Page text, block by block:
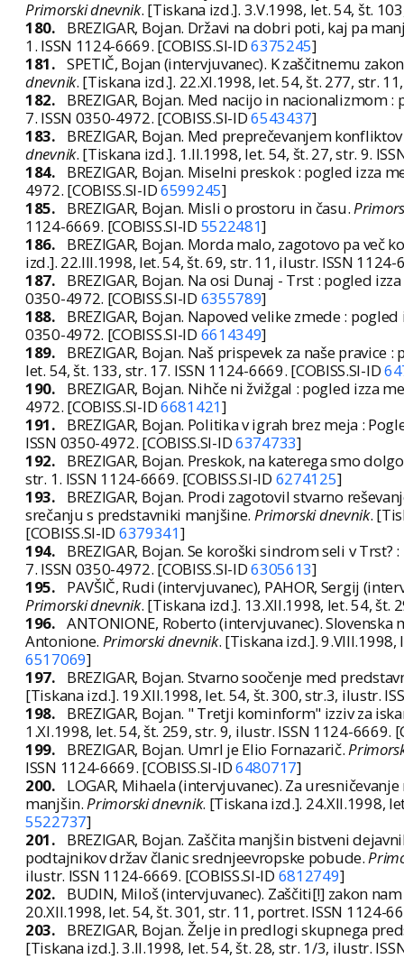
Primorski dnevnik. [Tiskana izd.]. 3.V.1998, let. 54, št.
180.
BREZIGAR, Bojan. Državi na dobri poti, kaj pa
1. ISSN 1124-6669. [COBISS.SI-ID6375245]
181. SPETIČ, Bojan (intervjuvanec). K zaščitnemu
dnevnik. [Tiskana izd.]. 22.XI.1998, let. 54, št. 277, str.
182.
BREZIGAR, Bojan. Med nacijo in nacionalizmom
7. ISSN 0350-4972. [COBISS.SI-ID6543437]
183.
BREZIGAR, Bojan. Med preprečevanjem
dnevnik. [Tiskana izd.]. 1.II.1998, let. 54, št. 27, str. 9.
184.
BREZIGAR, Bojan. Miselni preskok : pogled izza
4972. [COBISS.SI-ID6599245]
185.
BREZIGAR, Bojan. Misli o prostoru in času.
1124-6669. [COBISS.SI-ID 5522481]
186.
BREZIGAR, Bojan. Morda malo, zagotovo pa več
izd.]. 22.III.1998, let. 54, št. 69, str. 11, ilustr. ISSN 1124-
187.
BREZIGAR, Bojan. Na osi Dunaj - Trst : pogled
0350-4972. [COBISS.SI-ID 6355789]
188.
BREZIGAR, Bojan. Napoved velike zmede :
0350-4972. [COBISS.SI-ID 6614349]
189.
BREZIGAR, Bojan. Naš prispevek za naše
let. 54, št. 133, str. 17. ISSN 1124-6669. [COBISS.SI-ID
190.
BREZIGAR, Bojan. Nihče ni žvižgal : pogled izza
4972. [COBISS.SI-ID6681421]
191.
BREZIGAR, Bojan. Politika v igrah brez meja :
ISSN 0350-4972. [COBISS.SI-ID6374733]
192.
BREZIGAR, Bojan. Preskok, na katerega smo
str. 1. ISSN 1124-6669. [COBISS.SI-ID 6274125]
193.
BREZIGAR, Bojan. Prodi zagotovil stvarno
srečanju s predstavniki manjšine. Primorski dnevnik.
[COBISS.SI-ID 6379341]
194.
BREZIGAR, Bojan. Se koroški sindrom seli v Trst?
7. ISSN 0350-4972. [COBISS.SI-ID6305613]
195.
PAVŠIČ, Rudi (intervjuvanec), PAHOR, Sergij
Primorski dnevnik. [Tiskana izd.]. 13.XII.1998, let. 54, št.
196. ANTONIONE, Roberto (intervjuvanec).
Antonione. Primorski dnevnik. [Tiskana izd.]. 9.VIII.1998,
6517069]
197.
BREZIGAR, Bojan. Stvarno soočenje med
[Tiskana izd.]. 19.XII.1998, let. 54, št. 300, str.3, ilustr.
198.
BREZIGAR, Bojan. " Tretji kominform" izziv za
1.XI.1998, let. 54, št. 259, str. 9, ilustr. ISSN 1124-6669.
199.
BREZIGAR, Bojan. Umrl je Elio Fornazarič.
ISSN 1124-6669. [COBISS.SI-ID6480717]
200.
LOGAR, Mihaela (intervjuvanec). Za
manjšin.Primorski dnevnik. [Tiskana izd.]. 24.XII.1998,
5522737]
201.
BREZIGAR, Bojan. Zaščita manjšin bistveni
podtajnikov držav članic srednjeevropske pobude.
ilustr. ISSN 1124-6669. [COBISS.SI-ID 6812749]
202.
BUDIN, Miloš (intervjuvanec). Zaščiti[!] zakon
20.XII.1998, let. 54, št. 301, str. 11, portret. ISSN 1124-
203.
BREZIGAR, Bojan. Želje in predlogi skupnega
[Tiskana izd.]. 3.II.1998, let. 54, št. 28, str. 1/3, ilustr.